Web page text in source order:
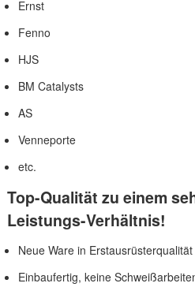
Ernst
Fenno
HJS
BM Catalysts
AS
Venneporte
etc.
Top-Qualität zu einem
Leistungs-Verhältnis!
Neue Ware in Erstausrüsterqualität
Einbaufertig, keine